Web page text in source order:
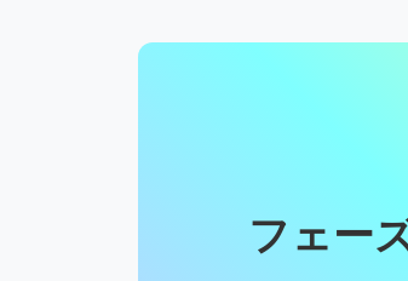
フェー